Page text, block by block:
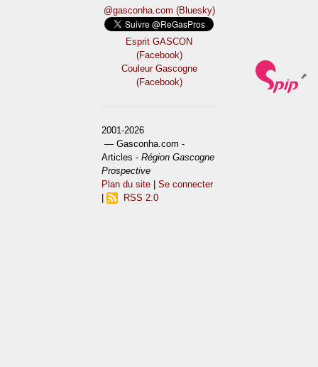
@gasconha.com (Bluesky)
Esprit GASCON
(Facebook)
Couleur Gascogne
(Facebook)
2001-2026
— Gasconha.com -
Articles -Région Gascogne
Prospective
Plan du site |Se connecter
RSS 2.0